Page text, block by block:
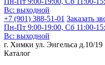
Вс: выходной
+7 (901) 388-51-01 Заказать
Пн-Пт 9:00-19:00, Сб 11:00-
Вс: выходной
г. Химки ул. Энгельса д.10/19
Каталог